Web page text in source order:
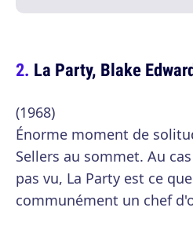
La Party, Blake
(1968)
Énorme moment de
Sellers au sommet. Au
pas vu, La Party est ce
communément un chef